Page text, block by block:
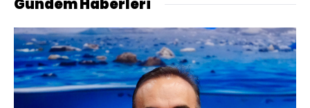
Gündem Haberleri